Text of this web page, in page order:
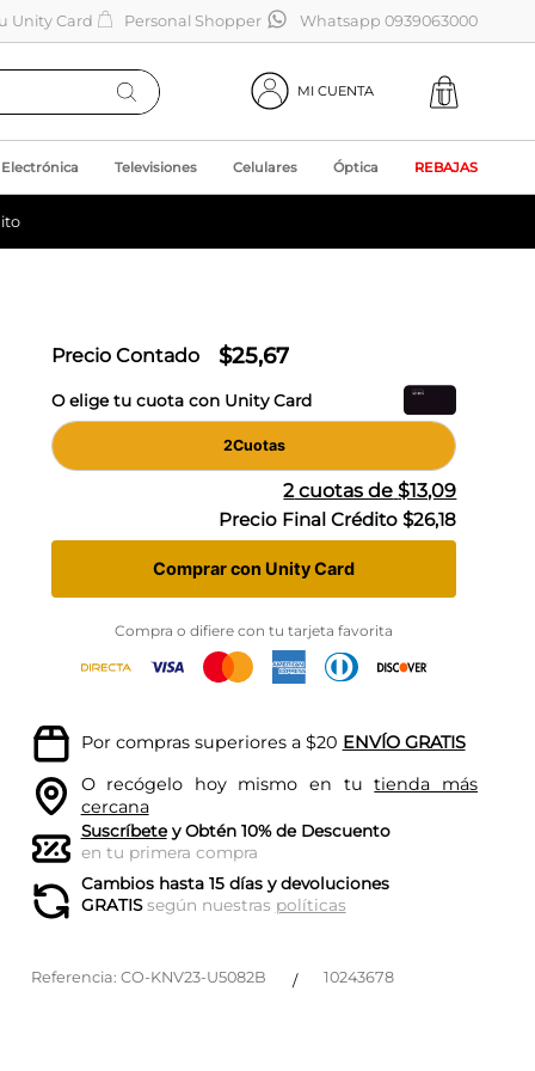
Unity Card Personal Shopper Whatsapp 0939063000
MI CUENTA
Electrónica Televisiones Celulares Óptica REBAJAS
Precio Contado $25,67
O elige tu cuota con Unity Card
2Cuotas
2cuotas de $13,09
Precio Final Crédito $26,18
Comprar con Unity Card
Compra o difiere con tu tarjeta favorita
Por compras superiores a $20 ENVÍO GRATIS
O recógelo hoy mismo en tutienda más
cercana
Suscríbetey Obtén 10% de Descuento
en tu primera compra
Cambios hasta 15 días y devoluciones
GRATISsegún nuestras políticas
Referencia: CO-KNV23-U5082B / 10243678